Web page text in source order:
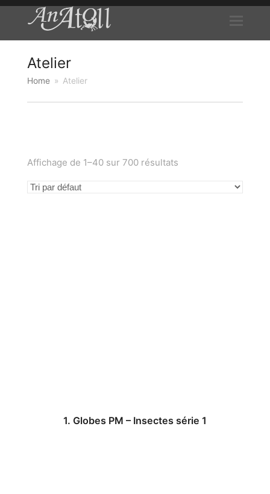
Atelier
Home » Atelier
Affichage de 1–40 sur 700 résultats
1. Globes PM – Insectes série 1